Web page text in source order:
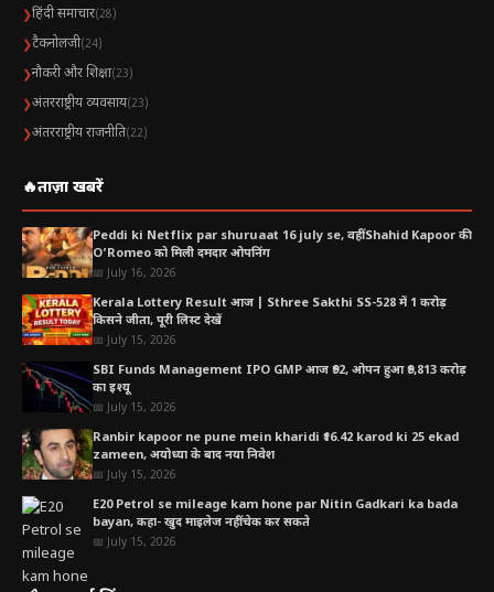
❯हिंदी समाचार(28)
❯टैकनोलजी(24)
❯नौकरी और शिक्षा(23)
❯अंतरराष्ट्रीय व्यवसाय(23)
❯अंतरराष्ट्रीय राजनीति(22)
🔥ताज़ा खबरें
Peddi ki Netflix par shuruaat 16 july se, वहीं Shahid Kapoor की
O’Romeo को मिली दमदार ओपनिंग
📅 July 16, 2026
Kerala Lottery Result आज | Sthree Sakthi SS-528 में 1 करोड़
किसने जीता, पूरी लिस्ट देखें
📅 July 15, 2026
SBI Funds Management IPO GMP आज ₹92, ओपन हुआ ₹9,813 करोड़
का इश्यू
📅 July 15, 2026
Ranbir kapoor ne pune mein kharidi ₹16.42 karod ki 25 ekad
zameen, अयोध्या के बाद नया निवेश
📅 July 15, 2026
E20 Petrol se mileage kam hone par Nitin Gadkari ka bada
bayan, कहा- खुद माइलेज नहीं चेक कर सकते
📅 July 15, 2026